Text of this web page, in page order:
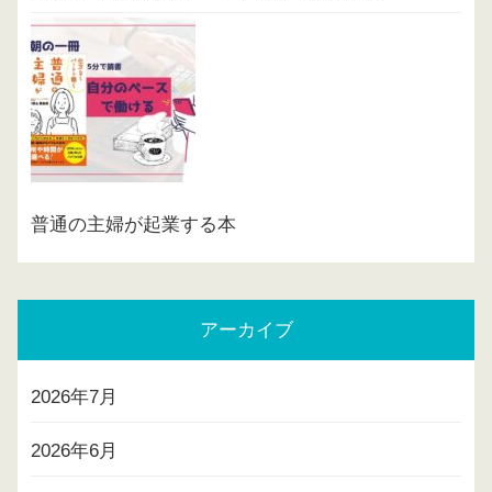
普通の主婦が起業する本
アーカイブ
2026年7月
2026年6月